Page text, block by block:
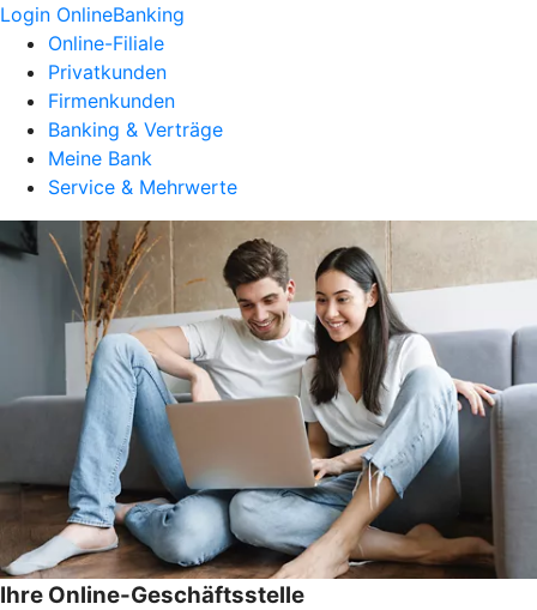
Login OnlineBanking
Online-Filiale
Privatkunden
Firmenkunden
Banking & Verträge
Meine Bank
Service & Mehrwerte
Ihre Online-Geschäftsstelle